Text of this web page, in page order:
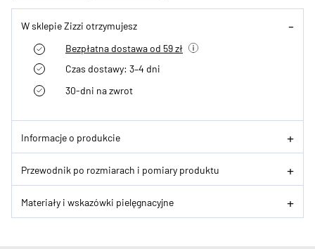
W sklepie Zizzi otrzymujesz
Bezpłatna dostawa od 59 zł
Czas dostawy: 3–4 dni
30-dni na zwrot
Informacje o produkcie
Przewodnik po rozmiarach i pomiary produktu
Materiały i wskazówki pielęgnacyjne